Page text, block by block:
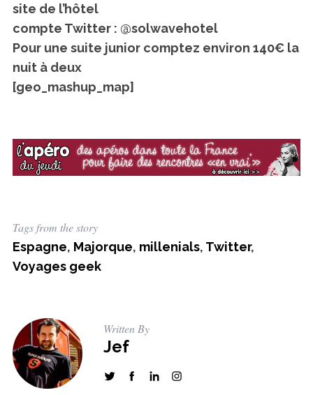
site de l’hôtel
compte Twitter : @solwavehotel
Pour une suite junior comptez environ 140€ la
nuit à deux
[geo_mashup_map]
Tags from the story
Espagne, Majorque, millenials, Twitter,
Voyages geek
Written By
Jef
S
e